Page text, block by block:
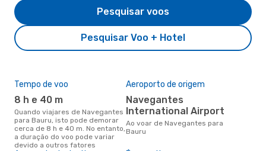
Pesquisar Voo + Hotel
Pesquisar voos
Tempo de voo
8 h e 40 m
Quando viajares de Navegantes
para Bauru, isto pode demorar
cerca de 8 h e 40 m. No entanto,
a duração do voo pode variar
devido a outros fatores
Aeroporto de origem
Navegantes
International Airport
Ao voar de Navegantes para
Bauru